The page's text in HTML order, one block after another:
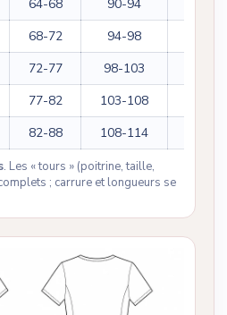
64-68 90-94
68-72 94-98
72-77 98-103
77-82 103-108
82-88 108-114
. Les « tours » (poitrine, taille,
; carrure et longueurs se